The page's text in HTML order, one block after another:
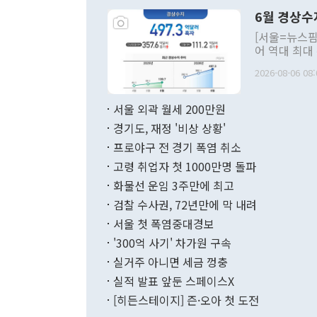
주의적 희망
관의 대북
관 부처 장
관의 무리한
다. [정동영 통일부 장관이 지난달 23일 오후 서울 종로구 정부서울청사에
무너졌다고
함께 4자 대
"우리의 선
6월 경상
[서울=뉴스
어 역대 최
료=한국은행] 한국은행이 6일 발표한 '2026년 6월 국제수지(잠정)'
며 월간 기
196.9% 급
수출은
기록했지만
로 전환됐다.
2026-08-06
서울 외곽 월세 200만원
경기도, 재정 '비상 상황'
프로야구 전 경기 폭염 취소
고령 취업자 첫 1000만명 돌파
화물선 운임 3주만에 최고
검찰 수사권, 72년만에 막 내려
서울 첫 폭염중대경보
'300억 사기' 차가원 구속
실거주 아니면 세금 껑충
실적 발표 앞둔 스페이스X
[히든스테이지] 즌·오아 첫 도전